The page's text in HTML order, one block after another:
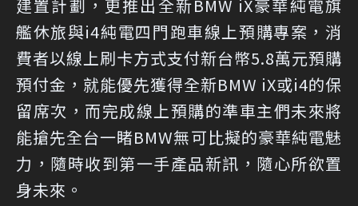
建置計劃，更推出全新BMW iX豪華純電旗
艦休旅與i4純電四門跑車線上預購專案，消
費者以線上刷卡方式支付新台幣5.8萬元預購
預付金，就能優先獲得全新BMW iX或i4的保
留席次，而完成線上預購的準車主們未來將
能搶先全台一睹BMW無可比擬的豪華純電魅
力，隨時收到第一手產品新訊，隨心所欲置
身未來。